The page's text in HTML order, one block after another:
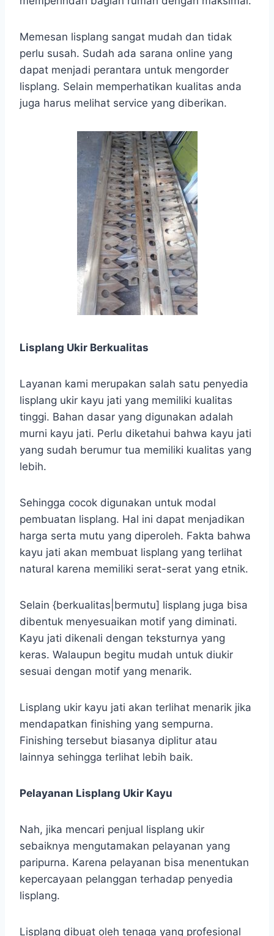
Memesan lisplang sangat mudah dan tidak
perlu susah. Sudah ada sarana online yang
dapat menjadi perantara untuk mengorder
lisplang. Selain memperhatikan kualitas anda
juga harus melihat service yang diberikan.
Lisplang Ukir Berkualitas
Layanan kami merupakan salah satu penyedia
lisplang ukir kayu jati yang memiliki kualitas
tinggi. Bahan dasar yang digunakan adalah
murni kayu jati. Perlu diketahui bahwa kayu jati
yang sudah berumur tua memiliki kualitas yang
lebih.
Sehingga cocok digunakan untuk modal
pembuatan lisplang. Hal ini dapat menjadikan
harga serta mutu yang diperoleh. Fakta bahwa
kayu jati akan membuat lisplang yang terlihat
natural karena memiliki serat-serat yang etnik.
Selain {berkualitas|bermutu] lisplang juga bisa
dibentuk menyesuaikan motif yang diminati.
Kayu jati dikenali dengan teksturnya yang
keras. Walaupun begitu mudah untuk diukir
sesuai dengan motif yang menarik.
Lisplang ukir kayu jati akan terlihat menarik jika
mendapatkan finishing yang sempurna.
Finishing tersebut biasanya diplitur atau
lainnya sehingga terlihat lebih baik.
Pelayanan Lisplang Ukir Kayu
Nah, jika mencari penjual lisplang ukir
sebaiknya mengutamakan pelayanan yang
paripurna. Karena pelayanan bisa menentukan
kepercayaan pelanggan terhadap penyedia
lisplang.
Lisplang dibuat oleh tenaga yang profesional